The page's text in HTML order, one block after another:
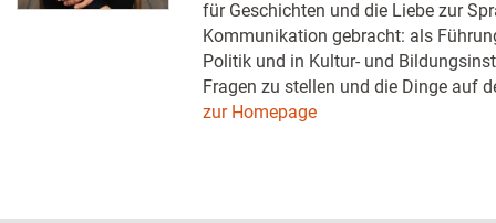
für Geschichten und die Liebe zur
Kommunikation gebracht: als
Politik und in Kultur- und
Fragen zu stellen und die Dinge auf
zur Homepage